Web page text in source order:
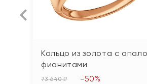
Кольцо из золота с
фианитами
73 640 ₽ -50%